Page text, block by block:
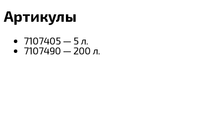
Артикулы
7107405 — 5 л.
7107490 — 200 л.